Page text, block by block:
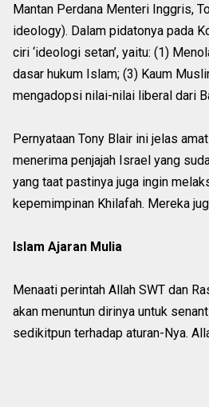
Mantan Perdana Menteri Inggris,
ideology). Dalam pidatonya pada
ciri ‘ideologi setan’, yaitu: (1)
dasar hukum Islam; (3) Kaum
mengadopsi nilai-nilai liberal dari
Pernyataan Tony Blair ini jelas
menerima penjajah Israel yang
yang taat pastinya juga ingin
kepemimpinan Khilafah. Mereka
Islam Ajaran Mulia
Menaati perintah Allah SWT dan
akan menuntun dirinya untuk
sedikitpun terhadap aturan-Nya.